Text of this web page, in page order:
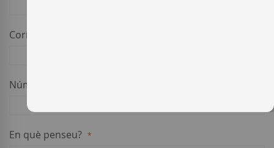
Correu electrònic
Número de telèfon
En què penseu?